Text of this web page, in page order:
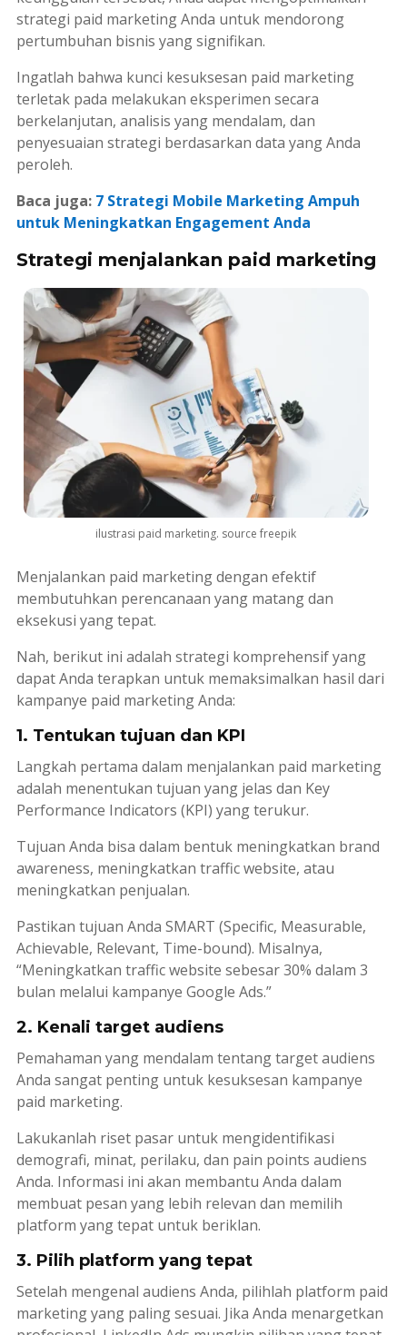
strategi paid marketingAnda untuk mendorong
pertumbuhan bisnis yang signifikan.
Ingatlah bahwa kunci kesuksesan paid marketing
terletak pada melakukan eksperimen secara
berkelanjutan, analisis yang mendalam, dan
penyesuaian strategi berdasarkan data yang Anda
peroleh.
Baca juga: 7 Strategi Mobile Marketing Ampuh
untuk Meningkatkan Engagement Anda
Strategi menjalankan paid marketing
ilustrasi paid marketing. source freepik
Menjalankan paid marketingdengan efektif
membutuhkan perencanaan yang matang dan
eksekusi yang tepat.
Nah, berikut ini adalah strategi komprehensif yang
dapat Anda terapkan untuk memaksimalkan hasil dari
kampanye paid marketingAnda:
1. Tentukan tujuan dan KPI
Langkah pertama dalam menjalankan paid marketing
adalah menentukan tujuan yang jelas dan Key
Performance Indicators (KPI) yang terukur.
Tujuan Anda bisa dalam bentuk meningkatkan brand
awareness, meningkatkan trafficwebsite, atau
meningkatkan penjualan.
Pastikan tujuan Anda SMART (Specific, Measurable,
Achievable, Relevant, Time-bound). Misalnya,
“Meningkatkan trafficwebsite sebesar 30% dalam 3
bulan melalui kampanye Google Ads.”
2. Kenali target audiens
Pemahaman yang mendalam tentang target audiens
Anda sangat penting untuk kesuksesan kampanye
paid marketing.
Lakukanlah riset pasar untuk mengidentifikasi
demografi, minat, perilaku, dan pain points audiens
Anda. Informasi ini akan membantu Anda dalam
membuat pesan yang lebih relevan dan memilih
platform yang tepat untuk beriklan.
3. Pilih platform yang tepat
Setelah mengenal audiens Anda, pilihlah platform paid
marketingyang paling sesuai. Jika Anda menargetkan